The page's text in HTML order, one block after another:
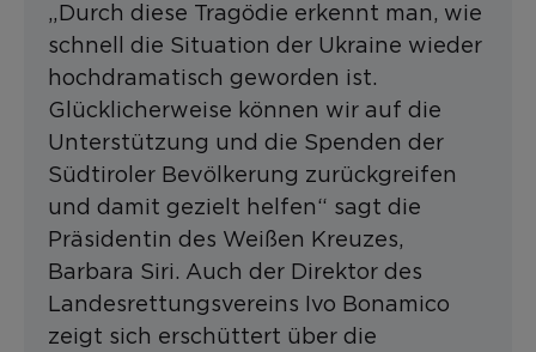
„Durch diese Tragödie erkennt man, wie
schnell die Situation der Ukraine wieder
hochdramatisch geworden ist.
Glücklicherweise können wir auf die
Unterstützung und die Spenden der
Südtiroler Bevölkerung zurückgreifen
und damit gezielt helfen“ sagt die
Präsidentin des Weißen Kreuzes,
Barbara Siri. Auch der Direktor des
Landesrettungsvereins Ivo Bonamico
zeigt sich erschüttert über die